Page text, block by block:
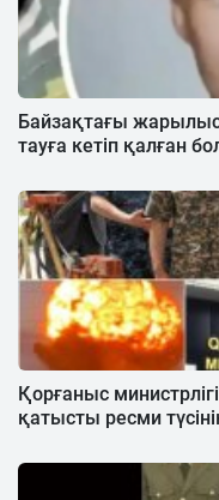
Байзақтағы
тауға кетіп қалған
Қорғаныс
қатысты ресми